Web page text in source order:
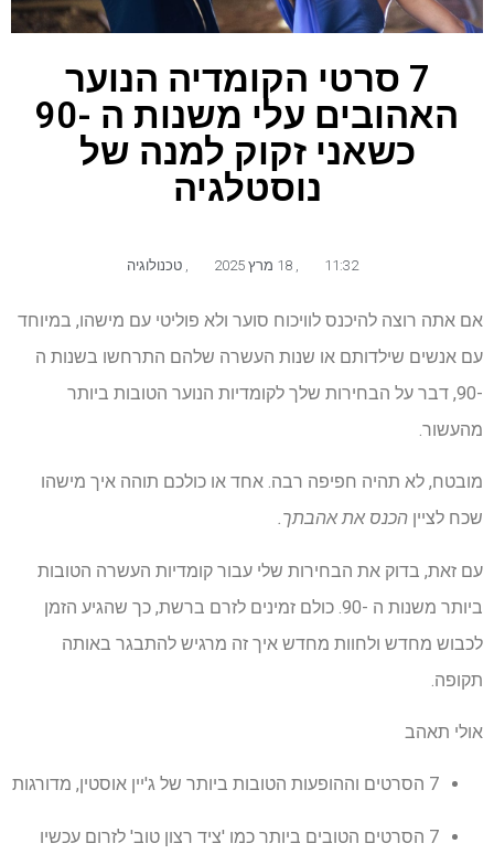
7 סרטי הקומדיה הנוער
האהובים עלי משנות ה -90
כשאני זקוק למנה של
נוסטלגיה
11:32 טכנולוגיה
אם אתה רוצה להיכנס לוויכוח סוער ולא פוליטי עם מישהו, במיוחד
עם אנשים שילדותם או שנות העשרה שלהם התרחשו בשנות ה
-90, דבר על הבחירות שלך לקומדיות הנוער הטובות ביותר
מהעשור.
מובטח, לא תהיה חפיפה רבה. אחד או כולכם תוהה איך מישהו
שכח לציין הכנס את אהבתך.
עם זאת, בדוק את הבחירות שלי עבור קומדיות העשרה הטובות
ביותר משנות ה -90. כולם זמינים לזרם ברשת, כך שהגיע הזמן
לכבוש מחדש ולחוות מחדש איך זה מרגיש להתבגר באותה
תקופה.
אולי תאהב
7 הסרטים וההופעות הטובות ביותר של ג'יין אוסטין, מדורגות
7 הסרטים הטובים ביותר כמו 'ציד רצון טוב' לזרום עכשיו